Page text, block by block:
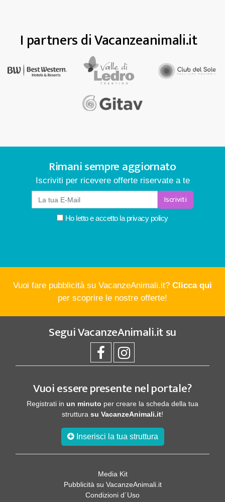
I partners di Vacanzeanimali.it
Rimani sempre aggiornato
Iscriviti per ricevere offerte riservate a te
Iscriviti
Ho letto e accetto laprivacy policy
Vuoi fare pubblicità su VacanzeAnimali.it? Clicca qui
per scoprire le nostre offerte!
SeguiVacanzeAnimali.itsu
Vuoi essere presente nel portale?
Registrati in un minuto per creare la scheda della tua
struttura su VacanzeAnimali.it!
Inserisci la tua struttura
Media Kit
Pubblicità su VacanzeAnimali.it
Condizioni d´Uso